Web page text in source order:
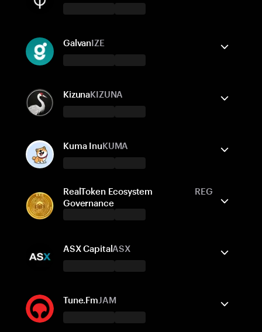
Arbitrum One
Ethereum Base
發送/接收 購買
Ethereum
GalvanIZE
發送/接收 購買
Ethereum
KizunaKIZUNA
發送/接收 購買
Ethereum
Kuma InuKUMA
發送/接收 購買 兌換
Ethereum
RealToken Ecosystem
Governance
REG
發送/接收 購買 兌換
Ethereum Polygon POS
ASX CapitalASX
發送/接收 購買
Tune.Fm JAM